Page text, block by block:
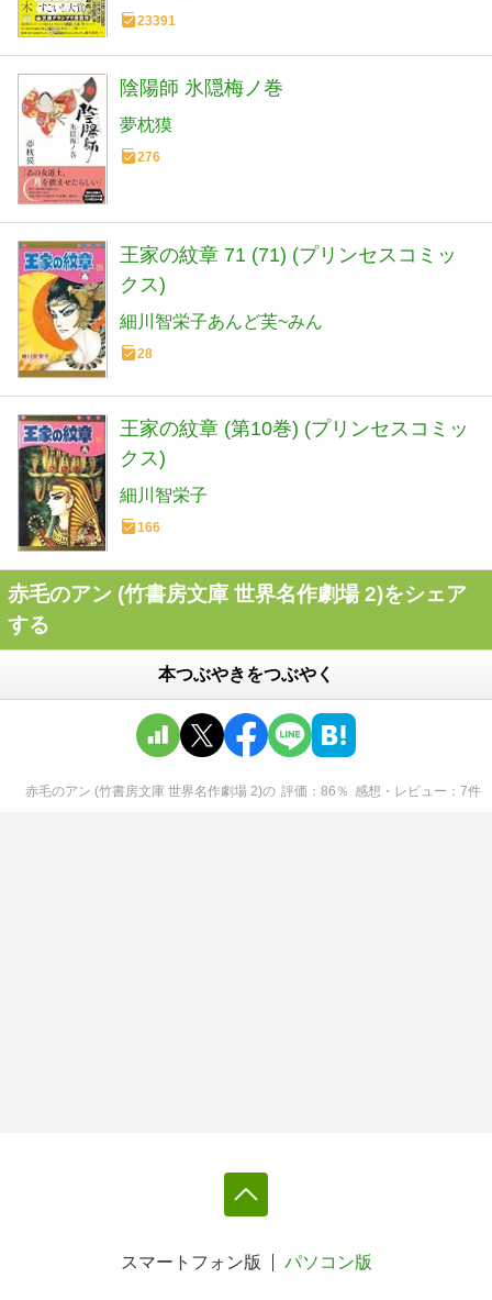
23391
陰陽師 氷隠梅ノ巻
夢枕獏
276
王家の紋章 71 (71) (プリンセスコミッ
クス)
細川智栄子あんど芙~みん
28
王家の紋章 (第10巻) (プリンセスコミッ
クス)
細川智栄子
166
赤毛のアン (竹書房文庫 世界名作劇場 2)をシェア
する
本つぶやきをつぶやく
赤毛のアン (竹書房文庫 世界名作劇場 2)の 評価 86 ％ 感想・レビュー 7件
スマートフォン版 パソコン版